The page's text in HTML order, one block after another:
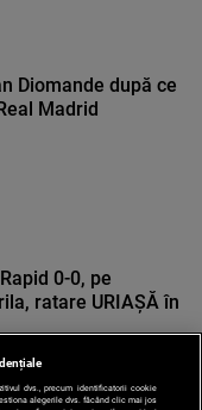
Diomande după ce
Madrid
0-0, pe
ratare URIAȘĂ în
dvs., precum identificatorii cookie
alegerile dvs. făcând clic mai jos